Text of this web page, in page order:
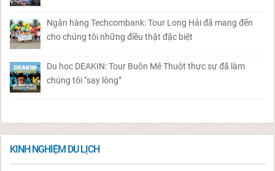
Ngân hàng Techcombank: Tour Long Hải đã mang đến
cho chúng tôi những điều thật đặc biệt
Du học DEAKIN: Tour Buôn Mê Thuột thực sự đã làm
chúng tôi “say lòng”
KINH NGHIỆM DU LỊCH